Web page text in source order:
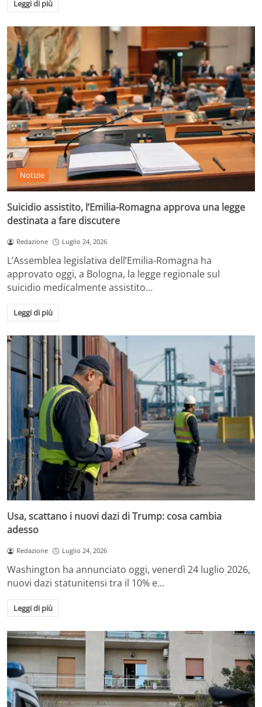
Leggi di più
Notizie
Suicidio assistito, l’Emilia-Romagna approva una legge
destinata a fare discutere
Redazione Luglio 24, 2026
L’Assemblea legislativa dell’Emilia-Romagna ha
approvato oggi, a Bologna, la legge regionale sul
suicidio medicalmente assistito…
Leggi di più
Usa, scattano i nuovi dazi di Trump: cosa cambia
adesso
Redazione Luglio 24, 2026
Washington ha annunciato oggi, venerdì 24 luglio 2026,
nuovi dazi statunitensi tra il 10% e…
Leggi di più